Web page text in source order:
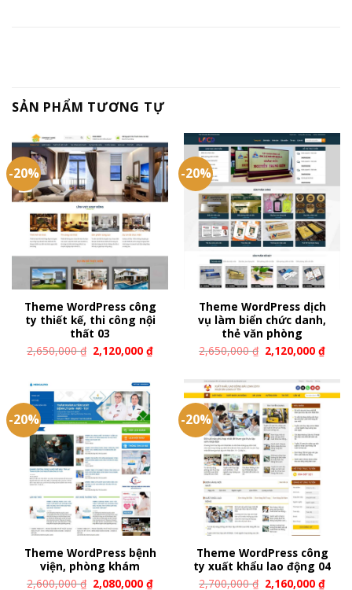
SẢN PHẨM TƯƠNG TỰ
-20%
Theme WordPress công
ty thiết kế, thi công nội
thất 03
2,650,000₫ 2,120,000₫
-20%
Theme WordPress dịch
vụ làm biển chức danh,
thẻ văn phòng
2,650,000₫ 2,120,000₫
-20%
Theme WordPress bệnh
viện, phòng khám
2,600,000₫ 2,080,000₫
-20%
Theme WordPress công
ty xuất khẩu lao động 04
2,700,000₫ 2,160,000₫